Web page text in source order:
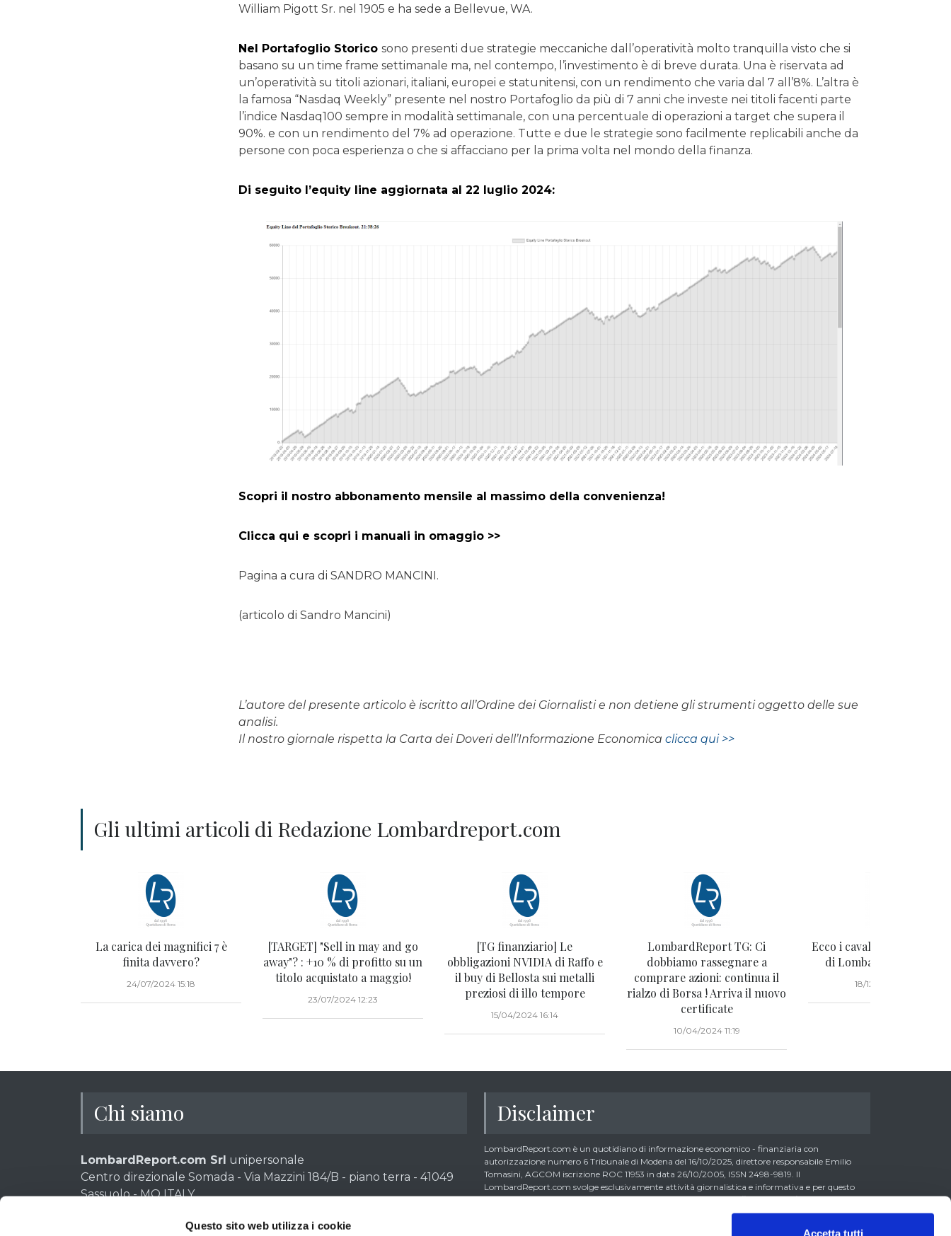
Questo sito web utilizza i cookie
Accetta tutti
William Pigott Sr. nel 1905 e ha sede a Bellevue, WA.
Nel Portafoglio Storicosono presenti due strategie meccaniche dall’operatività molto tranquilla visto che si
basano su un time frame settimanale ma, nel contempo, l’investimento è di breve durata. Una è riservata ad
un’operatività su titoli azionari, italiani, europei e statunitensi, con un rendimento che varia dal 7 all’8%. L’altra è
la famosa “Nasdaq Weekly” presente nel nostro Portafoglio da più di 7 anni che investe nei titoli facenti parte
l’indice Nasdaq100 sempre in modalità settimanale, con una percentuale di operazioni a target che supera il
90%. e con un rendimento del 7% ad operazione. Tutte e due le strategie sono facilmente replicabili anche da
persone con poca esperienza o che si affacciano per la prima volta nel mondo della finanza.
Di seguito l’equity line aggiornata al 22 luglio 2024:
Scopri il nostro abbonamento mensile al massimo della convenienza!
Clicca qui e scopri i manuali in omaggio >>
Pagina a cura di SANDRO MANCINI.
(articolo di Sandro Mancini)
L’autore del presente articolo è iscritto all’Ordine dei Giornalisti e non detiene gli strumenti oggetto delle sue
analisi.
Il nostro giornale rispetta la Carta dei Doveri dell’Informazione Economicaclicca qui >>
Gli ultimi articoli di Redazione Lombardreport.com
La carica dei magnifici 7 è
finita davvero?
24/07/2024 15:18
[TARGET] "Sell in may and go
away"? : +10 % di profitto su un
titolo acquistato a maggio!
23/07/2024 12:23
[TG finanziario] Le
obbligazioni NVIDIA di Raffo e
il buy di Bellosta sui metalli
preziosi di illo tempore
15/04/2024 16:14
LombardReport TG: Ci
dobbiamo rassegnare a
comprare azioni: continua il
rialzo di Borsa ! Arriva il nuovo
certificate
10/04/2024 11:19
Ecco i cavalieri
di LombardReport.com
18/12/2023 12:00
Chi siamo
LombardReport.com Srl unipersonale
Centro direzionale Somada - Via Mazzini 184/B - piano terra - 41049
Sassuolo - MO ITALY
P.IVA e CF: 02611280369 - Codice destinatario SDI: M5UXCR1
Disclaimer
LombardReport.com è un quotidiano di informazione economico - finanziaria con
autorizzazione numero 6 Tribunale di Modena del 16/10/2025, direttore responsabile Emilio
Tomasini, AGCOM iscrizione ROC 11953 in data 26/10/2005, ISSN 2498-9819. Il
LombardReport.com svolge esclusivamente attività giornalistica e informativa e per questo
rispetta la Carta dei Doveri dell’Informazione Economica https://www.odg.it/allegato-4-carta-
dei-doveri-dellinformazione-economica/24292. In conformità ai principi di trasparenza imposti